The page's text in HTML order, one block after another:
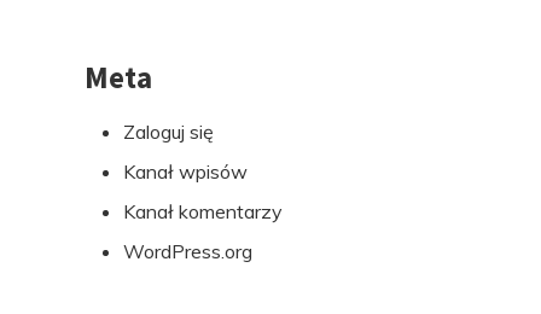
Meta
Zaloguj się
Kanał wpisów
Kanał komentarzy
WordPress.org